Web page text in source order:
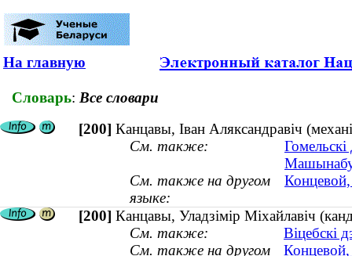
На главную
Словарь: Все словари
[200] Канцавы, Іван Аляксандравіч
См. также:
См. также на другом
языке:
[200] Канцавы, Уладзімір Міхайлавіч
См. также:
Віцебскі
См. также на другом